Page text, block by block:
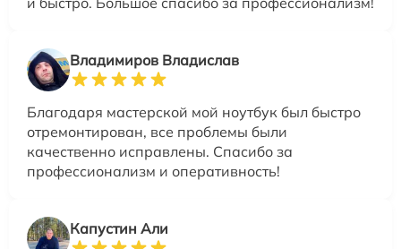
Владимиров Владислав
Благодаря мастерской мой ноутбук был быстро
отремонтирован, все проблемы были
качественно исправлены. Спасибо за
профессионализм и оперативность!
Капустин Али